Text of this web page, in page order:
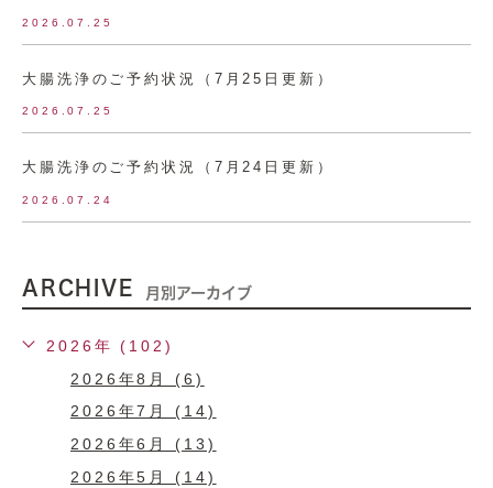
2026.07.25
大腸洗浄のご予約状況（7月25日更新）
2026.07.25
大腸洗浄のご予約状況（7月24日更新）
2026.07.24
ARCHIVE 月別アーカイブ
2026年 (102)
2026年8月 (6)
2026年7月 (14)
2026年6月 (13)
2026年5月 (14)